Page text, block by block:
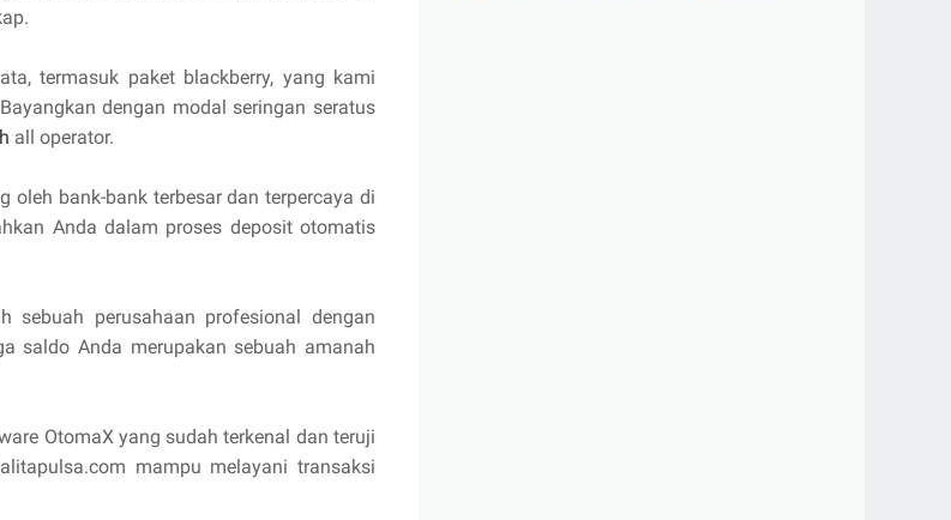
termasuk paket blackberry, yang kami
dengan modal seringan seratus
all operator.
oleh bank-bank terbesar dan terpercaya di
Anda dalam proses deposit otomatis
sebuah perusahaan profesional dengan
saldo Anda merupakan sebuah amanah
OtomaX yang sudah terkenal dan teruji
mampu melayani transaksi